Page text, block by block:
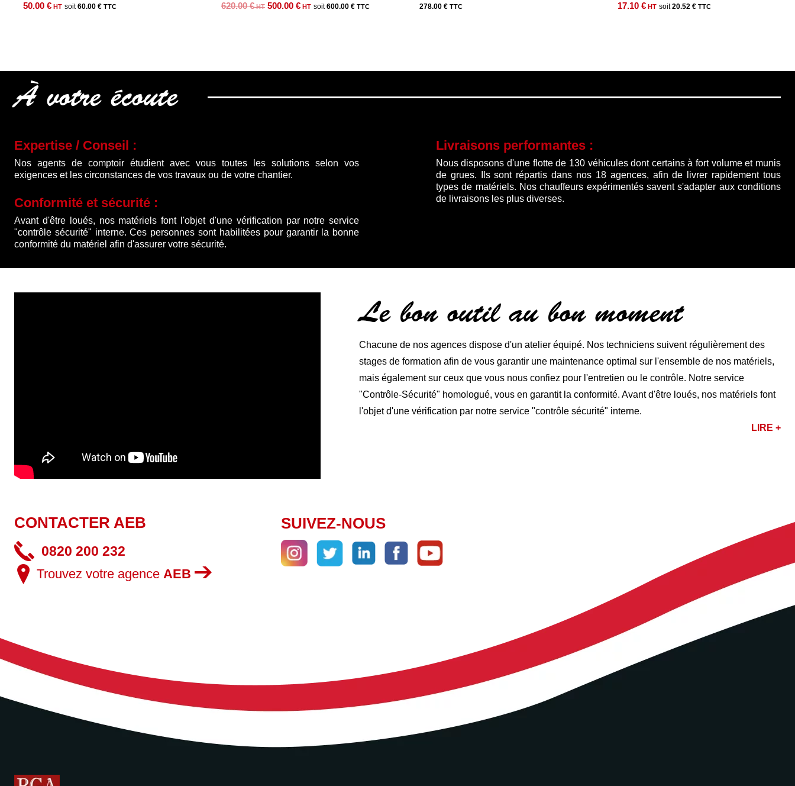
50.00 € 60.00 € 620.00€
Le
500.00 €
Le
600.00 €
278.00 € 17.10 € 20.52 €
À votre écoute
Expertise / Conseil :
Nos agents de comptoir étudient avec vous toutes les solutions selon vos
exigences et les circonstances de vos travaux ou de votre chantier.
Conformité et sécurité :
Avant d'être loués, nos matériels font l'objet d'une vérification par notre service
"contrôle sécurité" interne. Ces personnes sont habilitées pour garantir la bonne
conformité du matériel afin d'assurer votre sécurité.
Livraisons performantes :
Nous disposons d'une flotte de 130 véhicules dont certains à fort volume et munis
de grues. Ils sont répartis dans nos 18 agences, afin de livrer rapidement tous
types de matériels. Nos chauffeurs expérimentés savent s'adapter aux conditions
de livraisons les plus diverses.
Le bon outil au bon moment
Chacune de nos agences dispose d'un atelier équipé. Nos techniciens suivent régulièrement des
stages de formation afin de vous garantir une maintenance optimal sur l'ensemble de nos matériels,
mais également sur ceux que vous nous confiez pour l'entretien ou le contrôle. Notre service
"Contrôle-Sécurité" homologué, vous en garantit la conformité. Avant d'être loués, nos matériels font
l'objet d'une vérification par notre service "contrôle sécurité" interne.
LIRE +
CONTACTER AEB
0820 200 232
Trouvez votre agence AEB
SUIVEZ-NOUS